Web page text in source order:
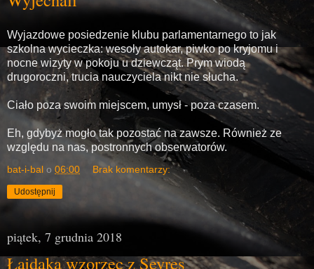
Wyjazdowe posiedzenie klubu parlamentarnego to jak
szkolna wycieczka: wesoły autokar, piwko po kryjomu i
nocne wizyty w pokoju u dziewcząt. Prym wiodą
drugoroczni, trucia nauczyciela nikt nie słucha.
Ciało poza swoim miejscem, umysł - poza czasem.
Eh, gdybyż mogło tak pozostać na zawsze. Również ze
względu na nas, postronnych obserwatorów.
bat-i-bal o 06:00 Brak komentarzy:
Udostępnij
piątek, 7 grudnia 2018
Łajdaka wzorzec z Sevres